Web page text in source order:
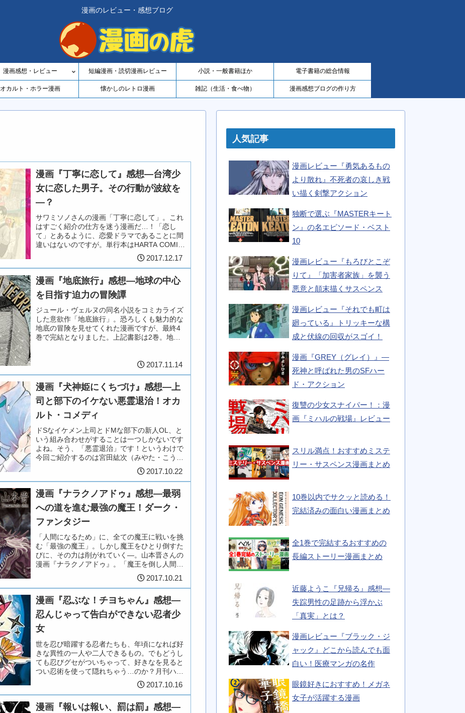
漫画のレビュー・感想ブログ
漫画感想・レビュー 短編漫画・読切漫画レビュー 小説・一般書籍ほか 電子書籍の総合情報
オカルト・ホラー漫画 懐かしのレトロ漫画 雑記（生活・食べ物） 漫画感想ブログの作り方
漫画『丁寧に恋して』感想―台湾少
女に恋した男子。その行動が波紋を
―？
サワミソノさんの漫画「丁寧に恋して」。これ
はすごく紹介の仕方を迷う漫画だ…！「恋し
て」とあるように、恋愛ドラマであることに間
違いはないのですが。単行本はHARTA COMIX
より1巻が刊行中。「丁寧に恋して」の「丁
2017.12.17
漫画『地底旅行』感想―地球の中心
を目指す迫力の冒険譚
ジュール・ヴェルヌの同名小説をコミカライズ
した意欲作「地底旅行」。恐ろしくも魅力的な
地底の冒険を見せてくれた漫画ですが、最終4
巻で完結となりました。上記書影は2巻。地の
2017.11.14
漫画『犬神姫にくちづけ』感想―上
司と部下のイケない悪霊退治！オカ
ルト・コメディ
ドSなイケメン上司とドMな部下の新人OL、と
いう組み合わせがすることは一つしかないです
よね。そう、「悪霊退治」です！というわけで
今回ご紹介するのは宮田紘次（みやた・こう
じ）さんの漫画「犬神姫にくちづけ」全6巻。
清掃会社の除霊・退魔専門班の活...
2017.10.22
漫画『ナラクノアドゥ』感想―最弱
への道を進む最強の魔王！ダーク・
ファンタジー
「人間になるため」に、全ての魔王に戦いを挑
む「最強の魔王」。しかし魔王をひとり倒すた
びに、その力は削がれていく―。山本晋さんの
漫画『ナラクノアドゥ』。「魔王を倒し人間に
なる契約」を天使と交わした魔王・アドゥと、
彼と行動をともにする人間たちの...
2017.10.21
漫画『忍ぶな！チヨちゃん』感想―
忍んじゃって告白ができない忍者少
女
世を忍び暗躍する忍者たちも、年頃になれば好
きな異性の一人や二人できるもの。でもどうし
ても忍びグセがついちゃって、好きなを見ると
つい忍術を使って隠れちゃう…のか？月刊ハル
タ連載、設楽清人（したら・きよと）さん描く
忍者ラブコメ漫画「忍ぶな！チヨ...
2017.10.16
漫画『報いは報い、罰は罰』感想―
人気記事
漫画レビュー『勇気あるもの
より散れ』不死者の哀しき戦
い描く剣撃アクション
独断で選ぶ『MASTERキート
ン』の名エピソード・ベスト
10
漫画レビュー『もろびとこぞ
りて』「加害者家族」を襲う
悪意と顛末描くサスペンス
漫画レビュー『それでも町は
廻っている』トリッキーな構
成と伏線の回収がスゴイ！
漫画『GREY（グレイ）』―
死神と呼ばれた男のSFハー
ド・アクション
復讐の少女スナイパー！：漫
画『ミハルの戦場』レビュー
スリル満点！おすすめミステ
リー・サスペンス漫画まとめ
10巻以内でサクッと読める！
完結済みの面白い漫画まとめ
全1巻で完結するおすすめの
長編ストーリー漫画まとめ
近藤ようこ『兄帰る』感想―
失踪男性の足跡から浮かぶ
「真実」とは？
漫画レビュー『ブラック・ジ
ャック』どこから読んでも面
白い！医療マンガの名作
眼鏡好きにおすすめ！メガネ
女子が活躍する漫画